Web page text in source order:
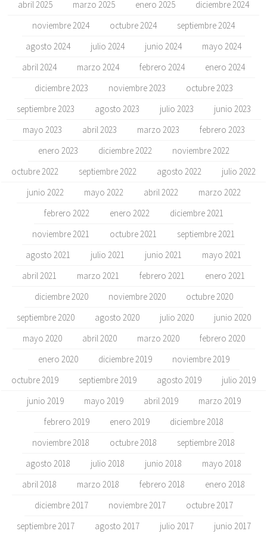
abril 2025 marzo 2025 enero 2025
diciembre 2024
noviembre 2024
octubre 2024
septiembre 2024
agosto 2024
julio 2024 junio 2024
mayo 2024
abril 2024
marzo 2024 febrero 2024
enero 2024
diciembre 2023
noviembre 2023
octubre 2023
septiembre 2023
agosto 2023 julio 2023
junio 2023
mayo 2023
abril 2023 marzo 2023
febrero 2023
enero 2023
diciembre 2022
noviembre 2022
octubre 2022
septiembre 2022 agosto 2022
julio 2022
junio 2022
mayo 2022 abril 2022
marzo 2022
febrero 2022
enero 2022
diciembre 2021
noviembre 2021
octubre 2021
septiembre 2021
agosto 2021
julio 2021 junio 2021
mayo 2021
abril 2021
marzo 2021 febrero 2021
enero 2021
diciembre 2020
noviembre 2020
octubre 2020
septiembre 2020
agosto 2020 julio 2020
junio 2020
mayo 2020
abril 2020 marzo 2020
febrero 2020
enero 2020
diciembre 2019
noviembre 2019
octubre 2019
septiembre 2019 agosto 2019
julio 2019
junio 2019
mayo 2019 abril 2019
marzo 2019
febrero 2019
enero 2019
diciembre 2018
noviembre 2018
octubre 2018
septiembre 2018
agosto 2018
julio 2018 junio 2018
mayo 2018
abril 2018
marzo 2018 febrero 2018
enero 2018
diciembre 2017
noviembre 2017
octubre 2017
septiembre 2017
agosto 2017 julio 2017 junio 2017